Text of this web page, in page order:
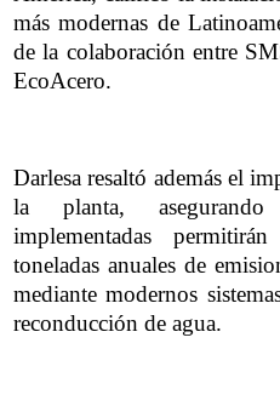
más modernas de
de la colaboración entre
EcoAcero.
Darlesa resaltó además el
la planta,
implementadas
toneladas anuales de
mediante modernos
reconducción de agua.